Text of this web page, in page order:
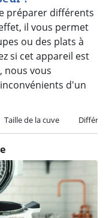
préparer différents
il vous permet
ou des plats à
si cet appareil est
nous vous
d'un
Taille de la cuve